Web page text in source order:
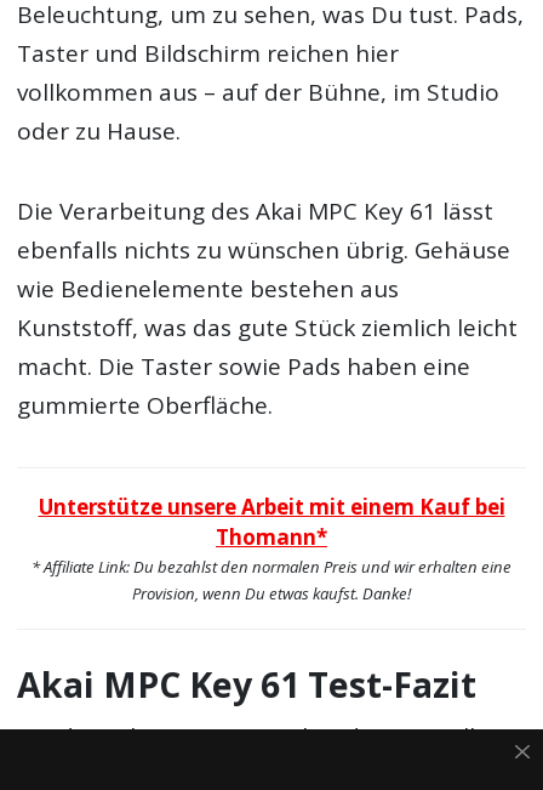
Beleuchtung, um zu sehen, was Du tust. Pads,
Taster und Bildschirm reichen hier
vollkommen aus – auf der Bühne, im Studio
oder zu Hause.
Die Verarbeitung des Akai MPC Key 61 lässt
ebenfalls nichts zu wünschen übrig. Gehäuse
wie Bedienelemente bestehen aus
Kunststoff, was das gute Stück ziemlich leicht
macht. Die Taster sowie Pads haben eine
gummierte Oberfläche.
Unterstütze unsere Arbeit mit einem Kauf bei
Thomann*
* Affiliate Link: Du bezahlst den normalen Preis und wir erhalten eine
Provision, wenn Du etwas kaufst. Danke!
Akai MPC Key 61 Test-Fazit
Mit dem Akai MPC Key 61 hat der Hersteller